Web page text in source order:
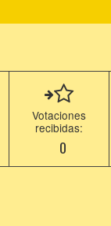
Votaciones
recibidas:
0